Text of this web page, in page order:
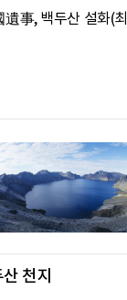
事, 백두산 설화(
천지